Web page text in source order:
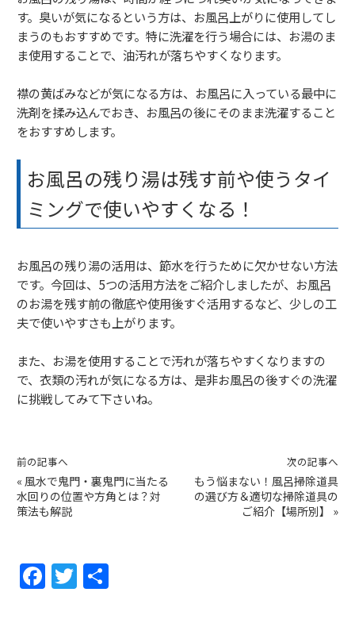
す。臭いが気になるという方は、お風呂上がりに使用してし
まうのもおすすめです。特に洗濯を行う場合には、お湯のま
ま使用することで、油汚れが落ちやすくなります。
襟の黄ばみなどが気になる方は、お風呂に入っている最中に
洗剤を揉み込んでおき、お風呂の後にそのまま洗濯すること
をおすすめします。
お風呂の残り湯は残す前や使うタイ
ミングで使いやすくなる！
お風呂の残り湯の活用は、節水を行うために欠かせない方法
です。今回は、5つの活用方法をご紹介しましたが、お風呂
のお湯を残す前の徹底や使用後すぐ活用するなど、少しの工
夫で使いやすさも上がります。
また、お湯を使用することで汚れが落ちやすくなりますの
で、衣類の汚れが気になる方は、是非お風呂の後すぐの洗濯
に挑戦してみて下さいね。
前の記事へ
« 風水で鬼門・裏鬼門に当たる
水回りの位置や方角とは？対
策法も解説
次の記事へ
もう悩まない！風呂掃除道具
の選び方＆適切な掃除道具の
ご紹介【場所別】
»
F T